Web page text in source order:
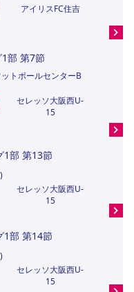
アイリスFC住吉
部 第7節
トボールセンターB
セレッソ大阪西U-
15
1部 第13節
)
セレッソ大阪西U-
15
1部 第14節
)
セレッソ大阪西U-
15